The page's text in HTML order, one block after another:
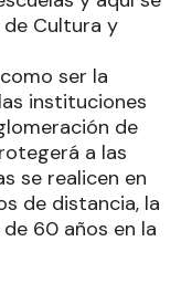
Cultura y
ser la
instituciones
de
a las
se realicen en
de distancia, la
60 años en la